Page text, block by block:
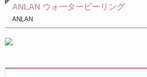
ANLAN ウォーターピーリング
ANLAN